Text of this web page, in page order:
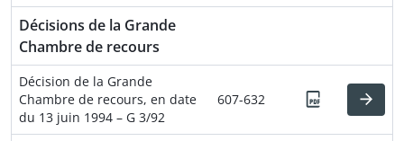
Décisions de la Grande
Chambre de recours
Décision de la Grande
Chambre de recours, en date
du 13 juin 1994 – G 3/92
607-632